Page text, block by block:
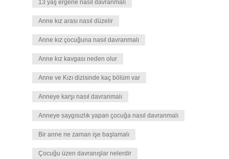
13 yaş ergene nasıl davranmalı
Anne kız arası nasıl düzelir
Anne kız çocuğuna nasıl davranmalı
Anne kız kavgası neden olur
Anne ve Kızı dizisinde kaç bölüm var
Anneye karşı nasıl davranmalı
Anneye saygısızlık yapan çocuğa nasıl davranmalı
Bir anne ne zaman işe başlamalı
Çocuğu üzen davranışlar nelerdir